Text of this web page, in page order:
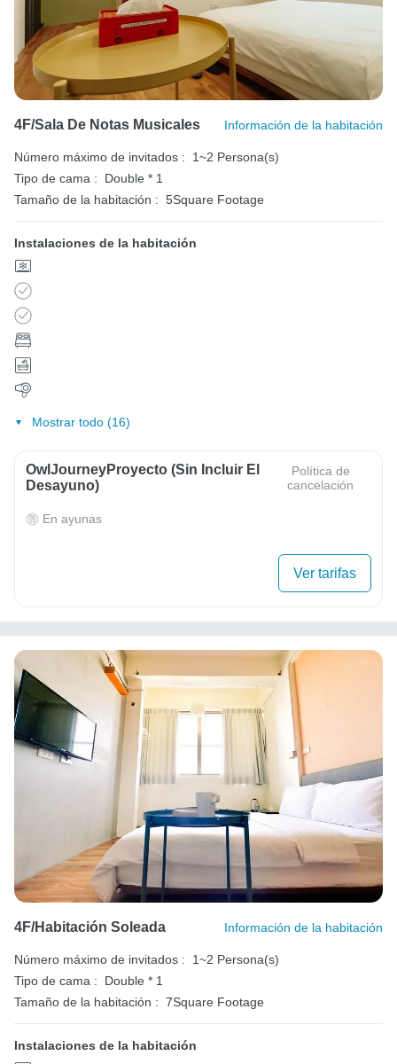
4F/Sala De Notas Musicales Información de la habitación
Número máximo de invitados :
1~2 Persona(s)
Tipo de cama :
Double * 1
Tamaño de la habitación : 5Square Footage
Instalaciones de la habitación
Mostrar todo (16)
OwlJourneyProyecto (sin Incluir El
Desayuno)
Política de
cancelación
En ayunas
Ver tarifas
4F/Habitación Soleada Información de la habitación
Número máximo de invitados :
1~2 Persona(s)
Tipo de cama :
Double * 1
Tamaño de la habitación : 7Square Footage
Instalaciones de la habitación